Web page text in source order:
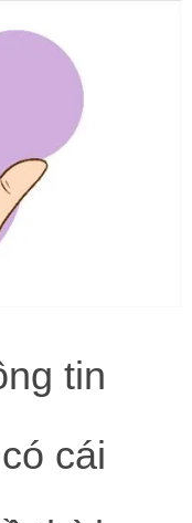
tin
cái